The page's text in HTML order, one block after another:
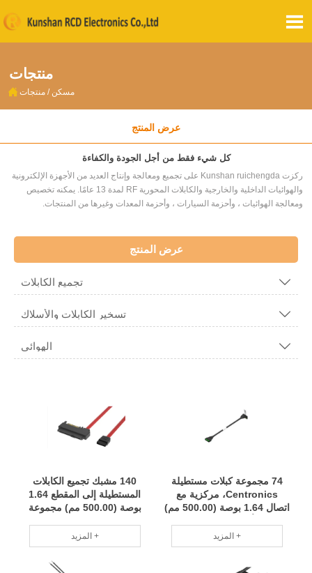

منتجات
 مسكن / منتجات
عرض المنتج
كل شيء فقط من أجل الجودة والكفاءة
ركزت Kunshan ruichengda على تجميع ومعالجة وإنتاج العديد من الأجهزة الإلكترونية
والهوائيات الداخلية والخارجية والكابلات المحورية RF لمدة 13 عامًا. يمكنه تخصيص
ومعالجة الهوائيات ، وأحزمة السيارات ، وأحزمة المعدات وغيرها من المنتجات.
عرض المنتج
تجميع الكابلات 
تسخير الكابلات والأسلاك 
الهوائي 
140 مشبك تجميع الكابلات
المستطيلة إلى المقطع 1.64
بوصة (500.00 مم) مجموعة
تخصيص فريق محترف RCD
المزيد +
74 مجموعة كبلات مستطيلة
Centronics، مركزية مع
اتصال 1.64 بوصة (500.00 مم)
الصغيرة فريق محترف RCD
المزيد +